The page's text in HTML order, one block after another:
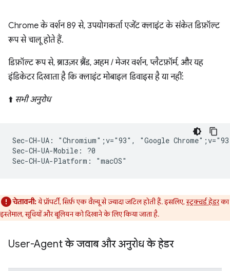
Chrome के वर्शन 89 से, उपयोगकर्ता एजेंट क्लाइंट के संकेत डिफ़ॉल्ट
रूप से चालू होते हैं.
डिफ़ॉल्ट रूप से, ब्राउज़र ब्रैंड, अहम / मेजर वर्शन, प्लैटफ़ॉर्म, और यह
इंडिकेटर दिखाता है कि क्लाइंट मोबाइल डिवाइस है या नहीं:
⬆️ सभी अनुरोध
Sec-CH-UA: "Chromium";v="93", "Google
Sec-CH-UA-Mobile: ?0
चेतावनी:ये प्रॉपर्टी, सिर्फ़ एक वैल्यू से ज़्यादा जटिल होती हैं. इसलिए,स्ट्रक्चर्ड हेडरका
इस्तेमाल, सूचियों और बूलियन को दिखाने के लिए किया जाता है.
User-Agent के जवाब और अनुरोध के हेडर